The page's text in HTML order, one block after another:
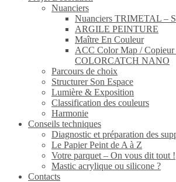
Nuanciers
Nuanciers TRIMETAL –
ARGILE PEINTURE
Maître En Couleur
ACC Color Map / Copieur
COLORCATCH NANO
Parcours de choix
Structurer Son Espace
Lumière & Exposition
Classification des couleurs
Harmonie
Conseils techniques
Diagnostic et préparation des
Le Papier Peint de A à Z
Votre parquet – On vous dit tout !
Mastic acrylique ou silicone ?
Contacts